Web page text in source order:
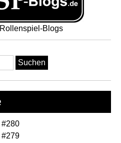
Blogs
#280
#279